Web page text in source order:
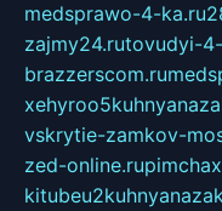
medsprawo-4-ka.ru
zajmy24.rutovudyi-
brazzerscom.ru
vskrytie-zamkov-
zed-online.ru